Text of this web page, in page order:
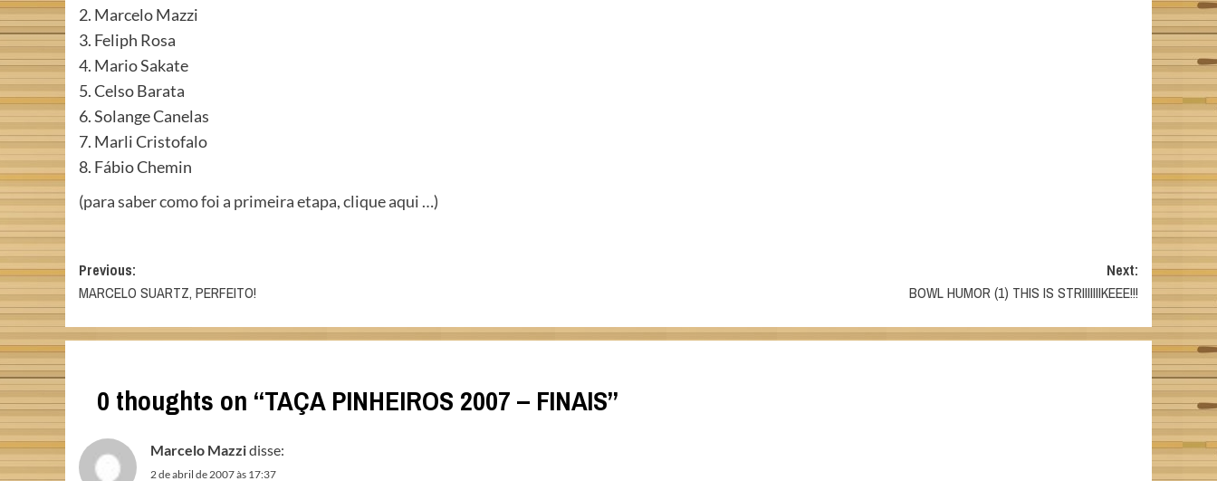
2. Marcelo Mazzi
3. Feliph Rosa
4. Mario Sakate
5. Celso Barata
6. Solange Canelas
7. Marli Cristofalo
8. Fábio Chemin
(para saber como foi a primeira etapa, clique aqui …)
Post
navigation
Previous:
MARCELO SUARTZ, PERFEITO!
Next:
BOWL HUMOR (1) THIS IS STRIIIIIIIKEEE!!!
0 thoughts on “TAÇA PINHEIROS 2007 – FINAIS”
Marcelo Mazzidisse:
2 de abril de 2007 às 17:37